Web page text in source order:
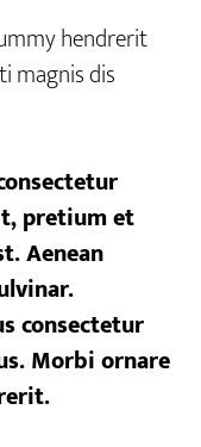
hendrerit
magnis dis
pretium et
Aenean
consectetur
Morbi ornare